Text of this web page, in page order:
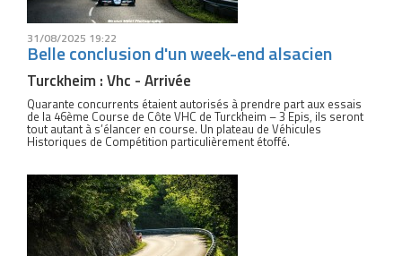
31/08/2025 19:22
Belle conclusion d'un week-end alsacien
Turckheim : Vhc - Arrivée
Quarante concurrents étaient autorisés à prendre part aux essais
de la 46ème Course de Côte VHC de Turckheim – 3 Epis, ils seront
tout autant à s’élancer en course. Un plateau de Véhicules
Historiques de Compétition particulièrement étoffé.